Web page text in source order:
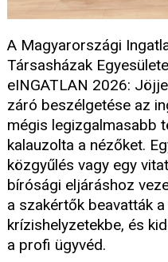
A Magyarországi
Társasházak
eINGATLAN 2026:
záró beszélgetése az
mégis legizgalmasabb
kalauzolta a nézőket.
közgyűlés vagy egy
bírósági eljáráshoz
a szakértők beavatták
krízishelyzetekbe, és
a profi ügyvéd.